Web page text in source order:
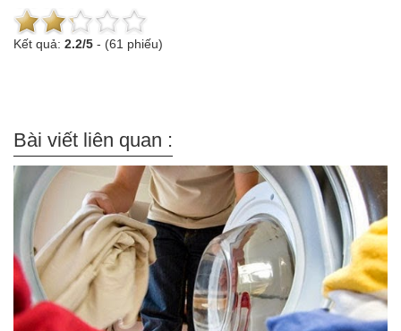
Kết quả: 2.2/5 - (61 phiếu)
Bài viết liên quan :